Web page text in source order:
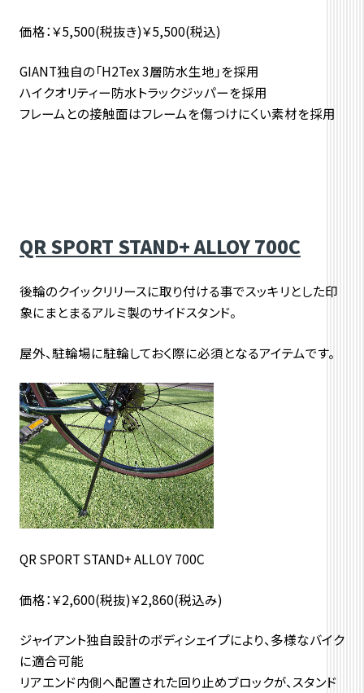
価格：￥5,500(税抜き)￥5,500(税込)
GIANT独自の「H2Tex 3層防水生地」を採用
ハイクオリティー防水トラックジッパーを採用
フレームとの接触面はフレームを傷つけにくい素材を採用
QR SPORT STAND+ ALLOY 700C
後輪のクイックリリースに取り付ける事でスッキリとした印
象にまとまるアルミ製のサイドスタンド。
屋外、駐輪場に駐輪しておく際に必須となるアイテムです。
QR SPORT STAND+ ALLOY 700C
価格：￥2,600(税抜)￥2,860(税込み)
ジャイアント独自設計のボディシェイプにより、多様なバイク
に適合可能
リアエンド内側へ配置された回り止めブロックが、スタンド